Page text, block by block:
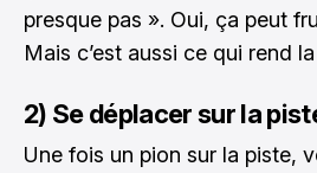
presque pas ». Oui, ça peut
Mais c’est aussi ce qui rend
2) Se déplacer sur la
Une fois un pion sur la piste,